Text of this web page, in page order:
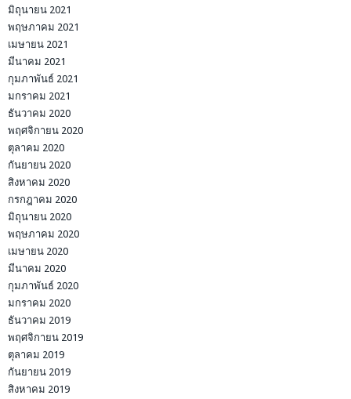
มิถุนายน 2021
พฤษภาคม 2021
เมษายน 2021
มีนาคม 2021
กุมภาพันธ์ 2021
มกราคม 2021
ธันวาคม 2020
พฤศจิกายน 2020
ตุลาคม 2020
กันยายน 2020
สิงหาคม 2020
กรกฎาคม 2020
มิถุนายน 2020
พฤษภาคม 2020
เมษายน 2020
มีนาคม 2020
กุมภาพันธ์ 2020
มกราคม 2020
ธันวาคม 2019
พฤศจิกายน 2019
ตุลาคม 2019
กันยายน 2019
สิงหาคม 2019